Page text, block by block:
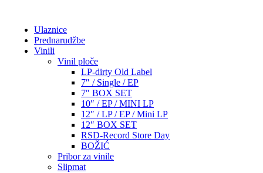
Ulaznice
Prednarudžbe
Vinili
Vinil ploče
LP-dirty Old Label
7″ / Single / EP
7″ BOX SET
10″ / EP / MINI LP
12″ / LP / EP / Mini LP
12″ BOX SET
RSD-Record Store Day
BOŽIĆ
Pribor za vinile
Slipmat